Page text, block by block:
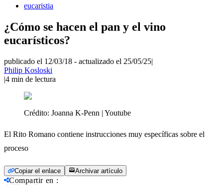
eucaristia
¿Cómo se hacen el pan y el vino
eucarísticos?
publicado el 12/03/18 - actualizado el 25/05/25|
Philip Kosloski
|4 min de lectura
Crédito: Joanna K-Penn | Youtube
El Rito Romano contiene instrucciones muy específicas sobre el
proceso
Copiar el enlace Archivar artículo
Compartir en :